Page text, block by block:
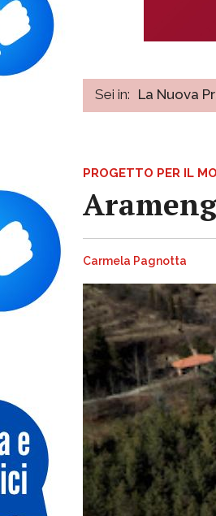
Sei in: La Nuova
PROGETTO PER IL
Carmela Pagnotta